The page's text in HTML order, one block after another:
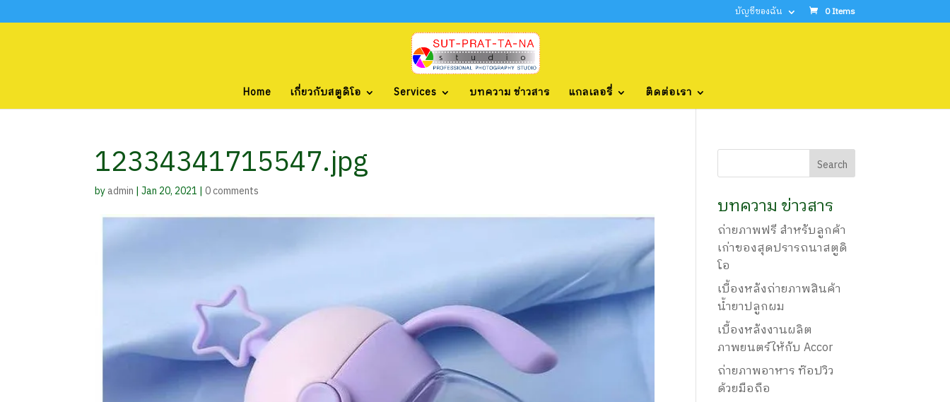
บัญชีของฉัน 0 Items
Home เกี่ยวกับสตูดิโอ Services บทความ ข่าวสาร แกลเลอรี่ ติดต่อเรา
12334341715547.jpg
byadmin |Jan 20, 2021 |0 comments
บทความ ข่าวสาร
ถ่ายภาพฟรี สำหรับลูกค้า
เก่าของสุดปรารถนาสตูดิ
โอ
เบื้องหลังถ่ายภาพสินค้า
น้ำยาปลูกผม
เบื้องหลังงานผลิต
ภาพยนตร์ให้กับ Accor
ถ่ายภาพอาหาร ท๊อปวิว
ด้วยมือถือ